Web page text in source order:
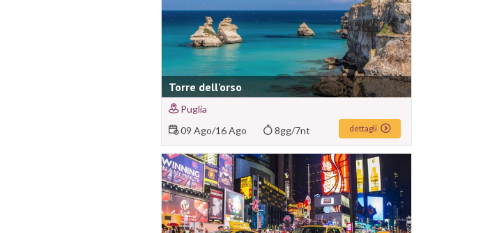
Torre dell'orso
Puglia
09 Ago/16 Ago 8gg/7nt dettagli